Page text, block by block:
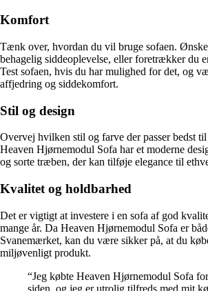
Komfort
Tænk over, hvordan du vil bruge sofaen.
behagelig siddeoplevelse, eller foretrækker du
Test sofaen, hvis du har mulighed for det, og
affjedring og siddekomfort.
Stil og design
Overvej hvilken stil og farve der passer bedst
Heaven Hjørnemodul Sofa har et moderne
og sorte træben, der kan tilføje elegance til
Kvalitet og holdbarhed
Det er vigtigt at investere i en sofa af god
mange år. Da Heaven Hjørnemodul Sofa er
Svanemærket, kan du være sikker på, at du
miljøvenligt produkt.
“Jeg købte Heaven Hjørnemodul Sofa
siden, og jeg er utrolig tilfreds med mit